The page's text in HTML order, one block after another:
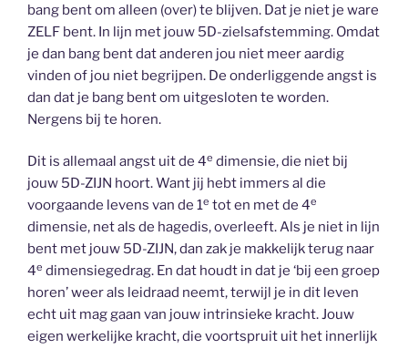
bang bent om alleen (over) te blijven. Dat je niet je ware
ZELF bent. In lijn met jouw 5D-zielsafstemming. Omdat
je dan bang bent dat anderen jou niet meer aardig
vinden of jou niet begrijpen. De onderliggende angst is
dan dat je bang bent om uitgesloten te worden.
Nergens bij te horen.
Dit is allemaal angst uit de 4e dimensie, die niet bij
jouw 5D-ZIJN hoort. Want jij hebt immers al die
voorgaande levens van de 1e tot en met de 4e
dimensie, net als de hagedis, overleeft. Als je niet in lijn
bent met jouw 5D-ZIJN, dan zak je makkelijk terug naar
4e dimensiegedrag. En dat houdt in dat je ‘bij een groep
horen’ weer als leidraad neemt, terwijl je in dit leven
echt uit mag gaan van jouw intrinsieke kracht. Jouw
eigen werkelijke kracht, die voortspruit uit het innerlijk